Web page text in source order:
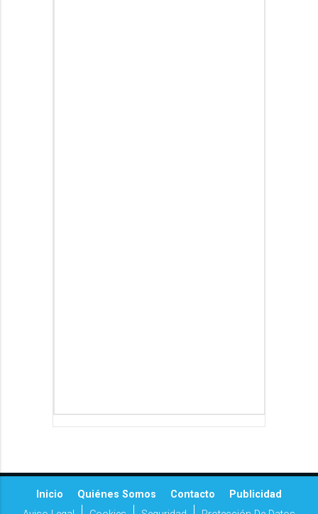
Inicio Quiénes Somos Contacto
Publicidad